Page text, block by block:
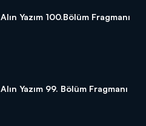
Alın Yazım 100.Bölüm Fragmanı
Alın Yazım 99. Bölüm Fragmanı